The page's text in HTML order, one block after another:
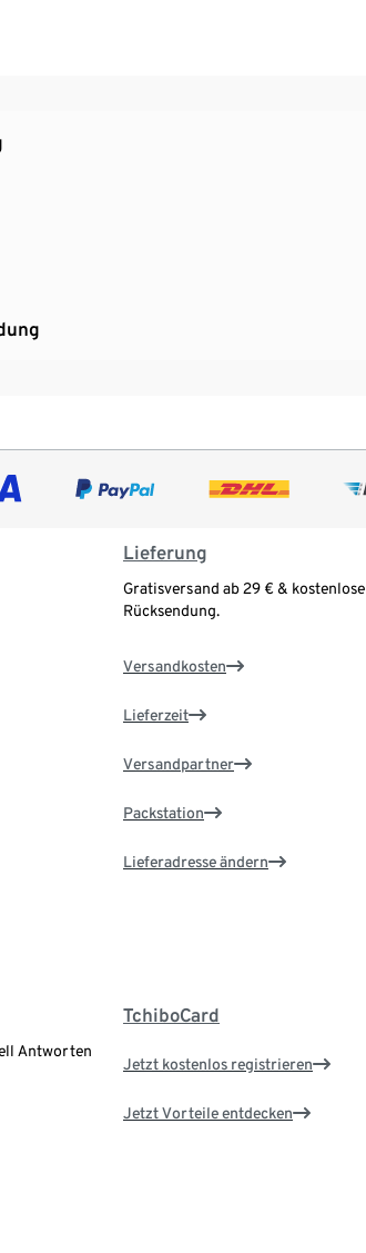
an den Beininnenseiten
2 Reißverschluss-Gesäßtaschen
Lieferung
Gratisversand ab 29 € & kostenlose
Rücksendung.
Versandkosten
Lieferzeit
Versandpartner
Packstation
Lieferadresse ändern
Antworten
TchiboCard
Jetzt kostenlos registrieren
Jetzt Vorteile entdecken